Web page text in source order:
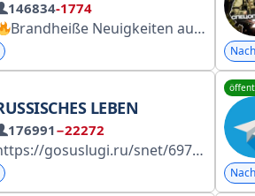
146834-1774
Brandheiße Neuigkeiten aus St. Petersburg!
LEBEN
176991−22272
snet/6971d7e9c6597bd3ef57bd22 Teilen Sie Ihre Geschichte oder schlagen Sie Neuigkeiten vor: https://t.me/russiandiskurs?direct Für Werbe- und Kooperationsanfragen: @RussianLifeManager